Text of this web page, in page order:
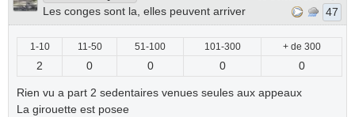
Les conges sont la, elles peuvent arriver
47
1-10 11-50 51-100 101-300 + de 300
2 0 0 0 0
Rien vu a part 2 sedentaires venues seules aux appeaux
La girouette est posee